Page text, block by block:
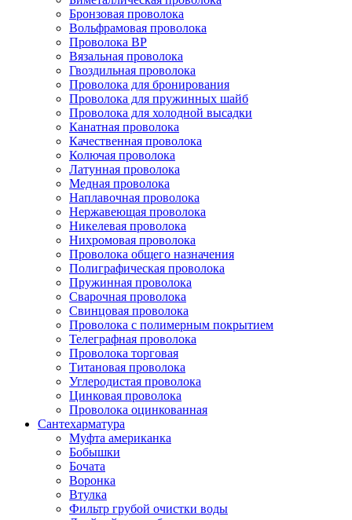
Бронзовая проволока
Вольфрамовая проволока
Проволока ВР
Вязальная проволока
Гвоздильная проволока
Проволока для бронирования
Проволока для пружинных шайб
Проволока для холодной высадки
Канатная проволока
Качественная проволока
Колючая проволока
Латунная проволока
Медная проволока
Наплавочная проволока
Нержавеющая проволока
Никелевая проволока
Нихромовая проволока
Проволока общего назначения
Полиграфическая проволока
Пружинная проволока
Сварочная проволока
Свинцовая проволока
Проволока с полимерным покрытием
Телеграфная проволока
Проволока торговая
Титановая проволока
Углеродистая проволока
Цинковая проволока
Проволока оцинкованная
Сантехарматура
Муфта американка
Бобышки
Бочата
Воронка
Втулка
Фильтр грубой очистки воды